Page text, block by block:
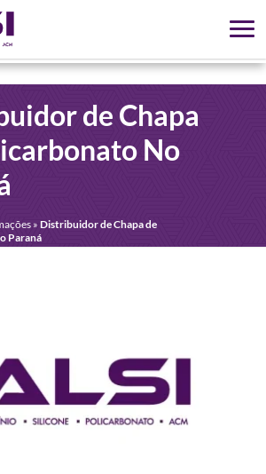
de Chapa
No
» Distribuidor de Chapa de
Paraná